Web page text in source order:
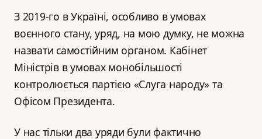
З 2019-го в Україні, особливо в умовах
воєнного стану, уряд, на мою думку, не можна
назвати самостійним органом. Кабінет
Міністрів в умовах монобільшості
контролюється партією «Слуга народу» та
Офісом Президента.
У нас тільки два уряди були фактично